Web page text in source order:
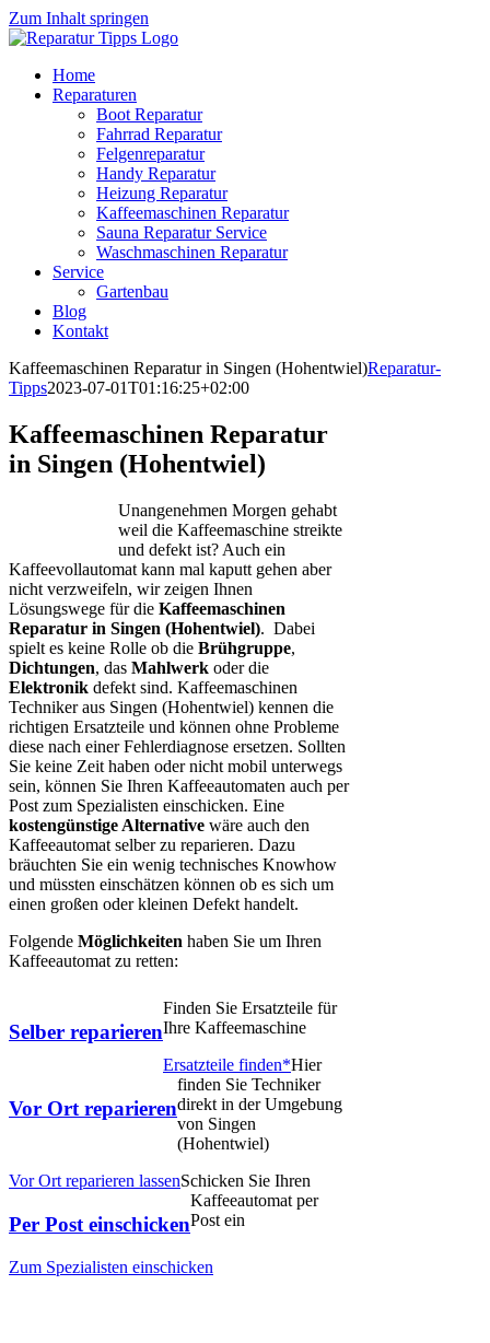
Zum Inhalt springen
Home
Reparaturen
Boot Reparatur
Fahrrad Reparatur
Felgenreparatur
Handy Reparatur
Heizung Reparatur
Kaffeemaschinen Reparatur
Sauna Reparatur Service
Waschmaschinen Reparatur
Service
Gartenbau
Blog
Kontakt
Kaffeemaschinen Reparatur in Singen (Hohentwiel)Reparatur-
Tipps2023-07-01T01:16:25+02:00
Kaffeemaschinen Reparatur
in Singen (Hohentwiel)
Unangenehmen Morgen gehabt
weil die Kaffeemaschine streikte
und defekt ist? Auch ein
Kaffeevollautomat kann mal kaputt gehen aber
nicht verzweifeln, wir zeigen Ihnen
Lösungswege für die Kaffeemaschinen
Reparatur in Singen (Hohentwiel). Dabei
spielt es keine Rolle ob die Brühgruppe,
Dichtungen, das Mahlwerk oder die
Elektronik defekt sind. Kaffeemaschinen
Techniker aus Singen (Hohentwiel) kennen die
richtigen Ersatzteile und können ohne Probleme
diese nach einer Fehlerdiagnose ersetzen. Sollten
Sie keine Zeit haben oder nicht mobil unterwegs
sein, können Sie Ihren Kaffeeautomaten auch per
Post zum Spezialisten einschicken. Eine
kostengünstige Alternative wäre auch den
Kaffeeautomat selber zu reparieren. Dazu
bräuchten Sie ein wenig technisches Knowhow
und müssten einschätzen können ob es sich um
einen großen oder kleinen Defekt handelt.
Folgende Möglichkeiten haben Sie um Ihren
Kaffeeautomat zu retten:
Selber reparieren
Finden Sie Ersatzteile für
Ihre Kaffeemaschine
Ersatzteile finden*
Vor Ort reparieren
Hier
finden Sie Techniker
direkt in der Umgebung
von Singen
(Hohentwiel)
Vor Ort reparieren lassen
Per Post einschicken
Schicken Sie Ihren
Kaffeeautomat per
Post ein
Zum Spezialisten einschicken